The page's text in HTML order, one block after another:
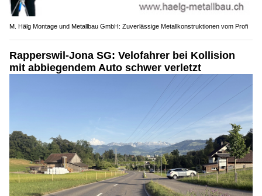
M. Hälg Montage und Metallbau GmbH: Zuverlässige Metallkonstruktionen vom Profi
Rapperswil-Jona SG: Velofahrer bei Kollision
mit abbiegendem Auto schwer verletzt